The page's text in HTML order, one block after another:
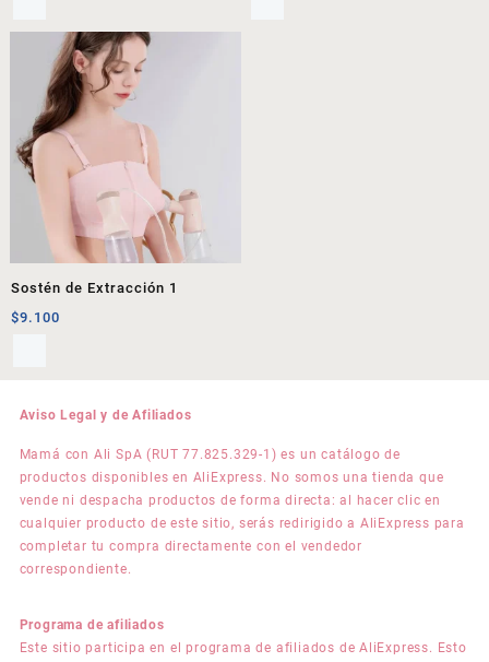
Sostén de Extracción 1
$9.100
Aviso Legal y de Afiliados
Mamá con Ali SpA (RUT 77.825.329-1) es un catálogo de
productos disponibles en AliExpress. No somos una tienda que
vende ni despacha productos de forma directa: al hacer clic en
cualquier producto de este sitio, serás redirigido a AliExpress para
completar tu compra directamente con el vendedor
correspondiente.
Programa de afiliados
Este sitio participa en el programa de afiliados de AliExpress. Esto